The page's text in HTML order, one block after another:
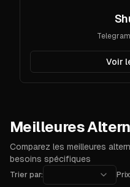
Voir
Meilleures
Comparez les meilleures
besoins spécifiques
Trier par:
Prix: